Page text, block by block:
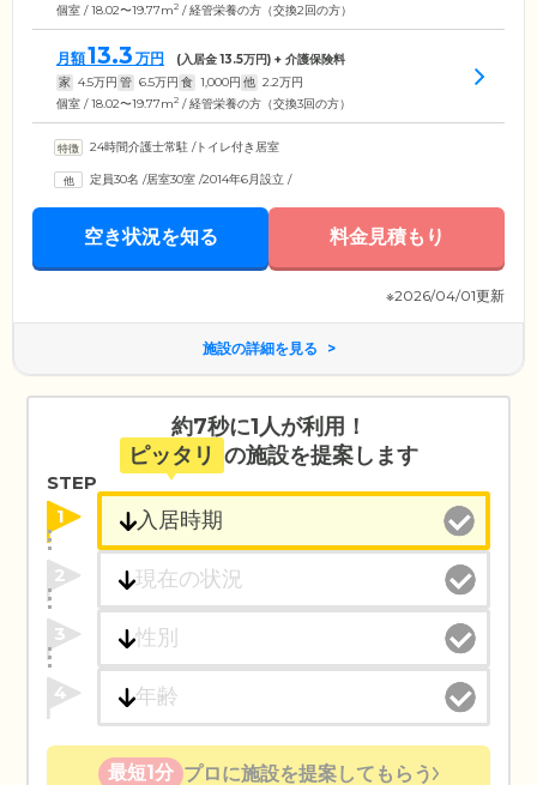
個室 / 18.02〜19.77m2 / 経管栄養の方（交換2回の方）
月額13.3 万円 (入居金13.5万円) + 介護保険料
家 4.5万円 管 6.5万円 食 1,000円 他 2.2万円
個室 / 18.02〜19.77m2 / 経管栄養の方（交換3回の方）
24時間介護士常駐 /トイレ付き居室
定員30名 /居室30室 /2014年6月設立 /
空き状況を知る 料金見積もり
※2026/04/01更新
施設の詳細を見る
約7秒に1人が利用！
ピッタリ の施設を提案します
STEP
1
2
3
4
最短1分 プロに施設を提案してもらう